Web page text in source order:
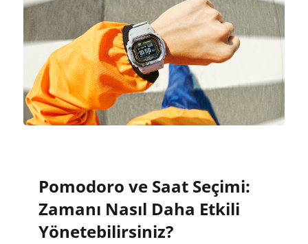
Pomodoro ve Saat Seçimi:
Zamanı Nasıl Daha Etkili
Yönetebilirsiniz?